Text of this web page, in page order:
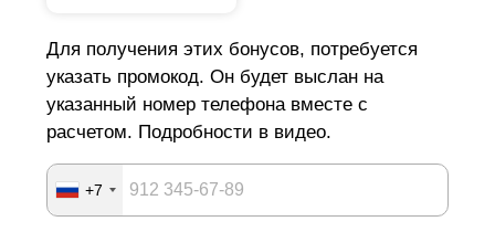
Для получения этих бонусов, потребуется
указать промокод. Он будет выслан на
указанный номер телефона вместе с
расчетом. Подробности в видео.
+7